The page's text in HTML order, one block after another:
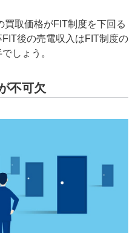
取価格がFIT制度を下回る
後の売電収入はFIT制度の
しょう。
不可欠